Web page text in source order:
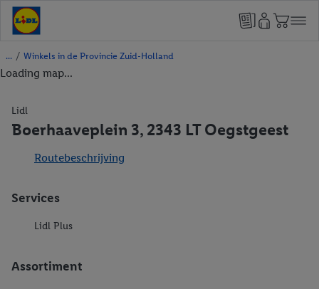
/ Winkels in de Provincie Zuid-Holland
Loading map...
Lidl
Boerhaaveplein 3, 2343 LT Oegstgeest
Routebeschrijving
Services
Lidl Plus
Assortiment